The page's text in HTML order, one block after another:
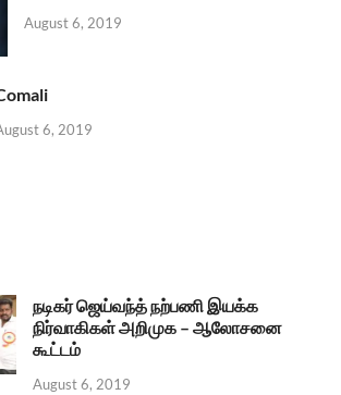
August 6, 2019
6, 2019
நடிகர் ஜெய்வந்த் நற்பணி இயக்க
நிர்வாகிகள் அறிமுக – ஆலோசனை
கூட்டம்
August 6, 2019